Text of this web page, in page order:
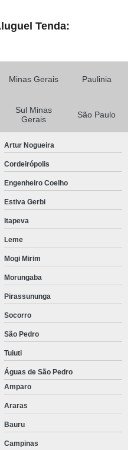
Tenda:
Minas Gerais Paulinia
Sul Minas
Gerais
São Paulo
Artur Nogueira
Cordeirópolis
Engenheiro Coelho
Estiva Gerbi
Itapeva
Leme
Mogi Mirim
Morungaba
Pirassununga
Socorro
São Pedro
Tuiuti
Águas de São Pedro
Amparo
Araras
Bauru
Campinas